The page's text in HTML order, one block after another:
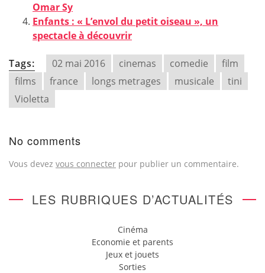
Omar Sy
Enfants : « L’envol du petit oiseau », un
spectacle à découvrir
Tags: 02 mai 2016 cinemas comedie
film
films
france longs metrages musicale
tini
Violetta
No comments
Vous devez vous connecter pour publier un commentaire.
LES RUBRIQUES D’ACTUALITÉS
Cinéma
Economie et parents
Jeux et jouets
Sorties